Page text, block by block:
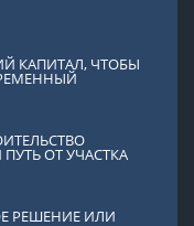
КАПИТАЛ, ЧТОБЫ
ОТ УЧАСТКА
РЕШЕНИЕ ИЛИ